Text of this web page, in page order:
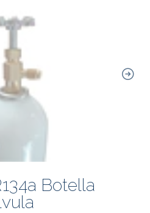
Botella